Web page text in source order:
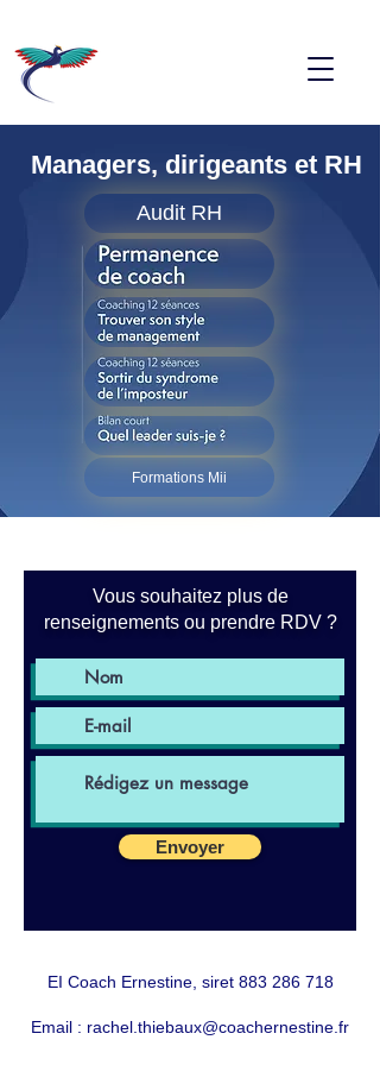
Managers, dirigeants et RH
Audit RH
Formations Mii
Vous souhaitez plus de
renseignements ou prendre RDV ?
Envoyer
EI Coach Ernestine, siret 883 286 718
Email : rachel.thiebaux@coachernestine.fr